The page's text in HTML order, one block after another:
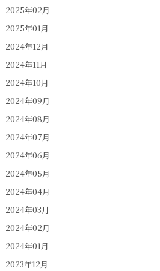
2025年02月
2025年01月
2024年12月
2024年11月
2024年10月
2024年09月
2024年08月
2024年07月
2024年06月
2024年05月
2024年04月
2024年03月
2024年02月
2024年01月
2023年12月